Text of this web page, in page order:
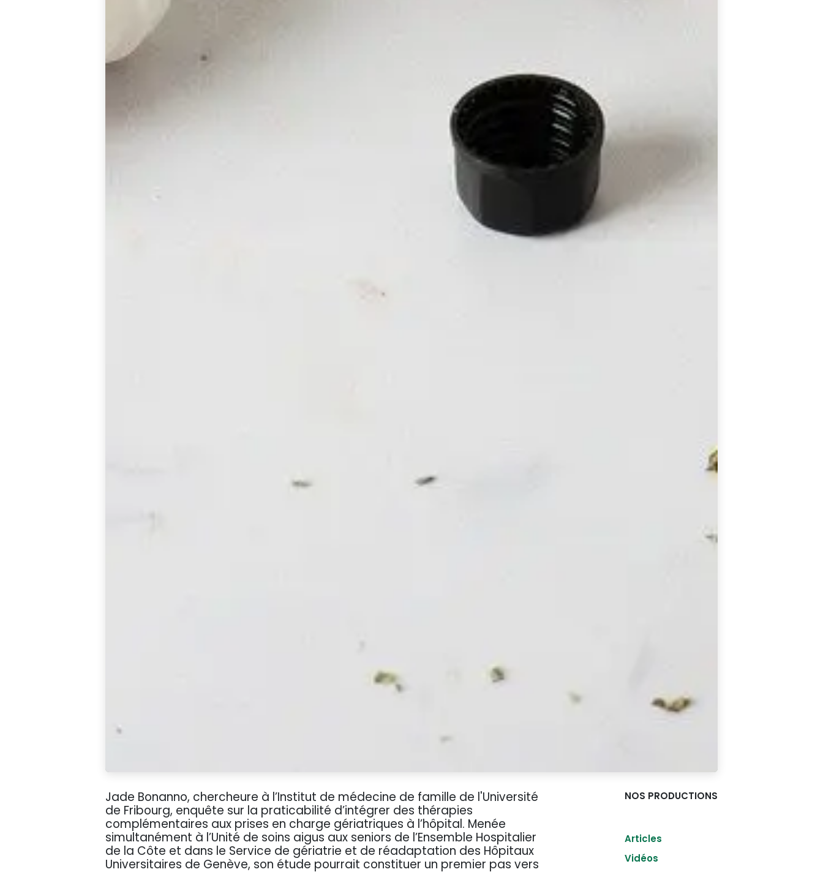
Jade Bonanno, chercheure à l’Institut de médecine de famille de l'Université
de Fribourg, enquête sur la praticabilité d’intégrer des thérapies
complémentaires aux prises en charge gériatriques à l’hôpital. Menée
simultanément à l’Unité de soins aigus aux seniors de l’Ensemble Hospitalier
de la Côte et dans le Service de gériatrie et de réadaptation des Hôpitaux
Universitaires de Genève, son étude pourrait constituer un premier pas vers
NOS PRODUCTIONS
Articles
Vidéos